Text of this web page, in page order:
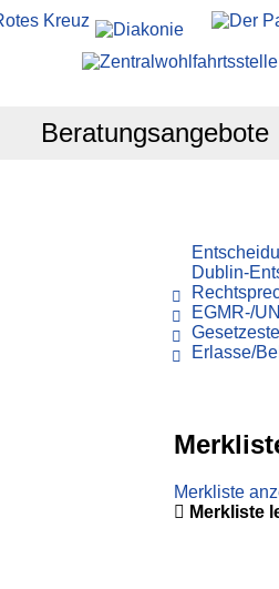
Beratungsangebote
Dublin-
EGMR-/
Erlasse/
Merkliste
Merkliste